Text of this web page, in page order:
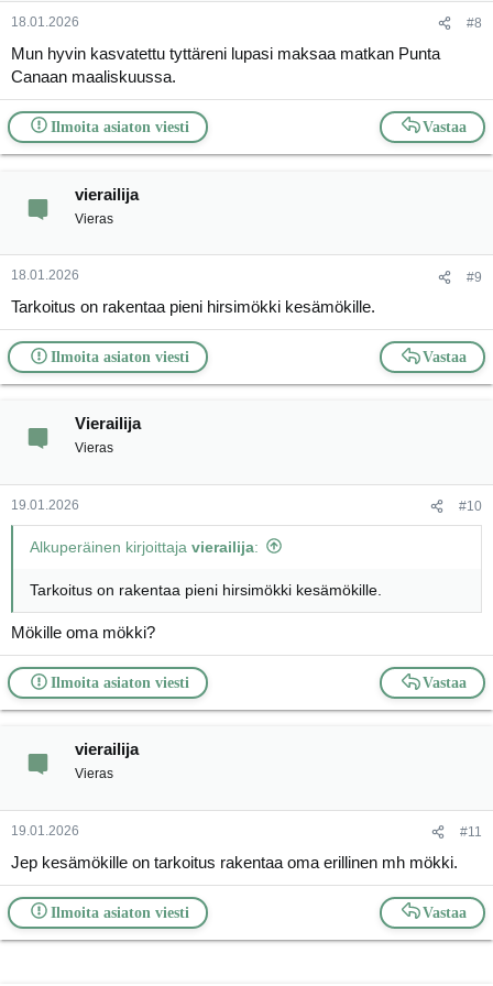
18.01.2026 #8
Mun hyvin kasvatettu tyttäreni lupasi maksaa matkan Punta
Canaan maaliskuussa.
Vastaa
Ilmoita asiaton viesti
vierailija
Vieras
18.01.2026 #9
Tarkoitus on rakentaa pieni hirsimökki kesämökille.
Vastaa
Ilmoita asiaton viesti
Vierailija
Vieras
19.01.2026 #10
Alkuperäinen kirjoittaja vierailija:
Tarkoitus on rakentaa pieni hirsimökki kesämökille.
Mökille oma mökki?
Vastaa
Ilmoita asiaton viesti
vierailija
Vieras
19.01.2026 #11
Jep kesämökille on tarkoitus rakentaa oma erillinen mh mökki.
Vastaa
Ilmoita asiaton viesti